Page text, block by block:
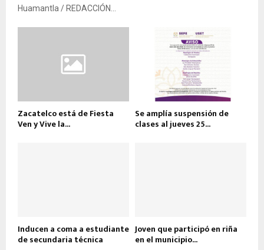
Huamantla / REDACCIÓN...
Zacatelco está de Fiesta
Ven y Vive la...
Se amplía suspensión de
clases al jueves 25...
Inducen a coma a estudiante
de secundaria técnica
Joven que participó en riña
en el municipio...